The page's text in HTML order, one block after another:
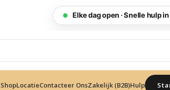
Elke dag open · Snelle hulp
ShopLocatieContacteer OnsZakelijk (B2B)Hulp